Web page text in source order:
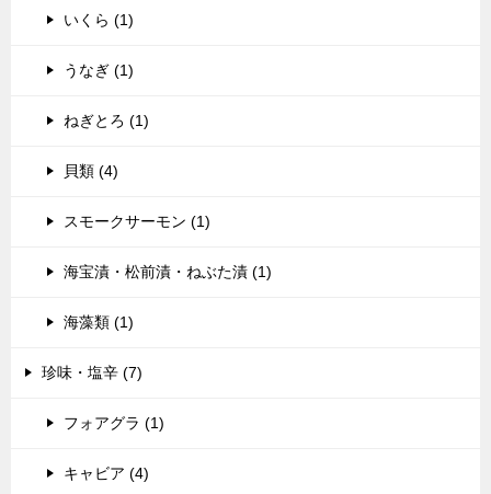
いくら (1)
うなぎ (1)
ねぎとろ (1)
貝類 (4)
スモークサーモン (1)
海宝漬・松前漬・ねぶた漬 (1)
海藻類 (1)
珍味・塩辛 (7)
フォアグラ (1)
キャビア (4)